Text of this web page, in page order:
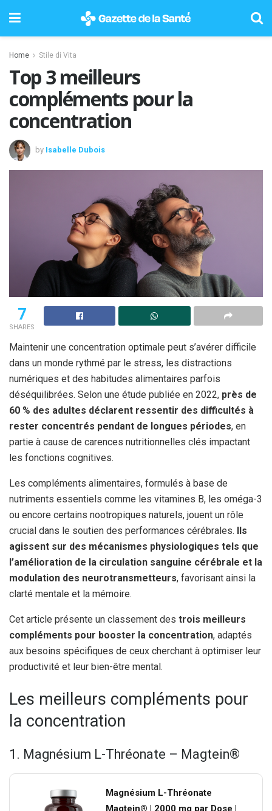
Home Stile di Vita
Top 3 meilleurs
compléments pour la
concentration
by Isabelle Dubois
7
SHARES
Maintenir une concentration optimale peut s’avérer difficile
dans un monde rythmé par le stress, les distractions
numériques et des habitudes alimentaires parfois
déséquilibrées. Selon une étude publiée en 2022, près de
60 % des adultes déclarent ressentir des difficultés à
rester concentrés pendant de longues périodes, en
partie à cause de carences nutritionnelles clés impactant
les fonctions cognitives.
Les compléments alimentaires, formulés à base de
nutriments essentiels comme les vitamines B, les oméga-3
ou encore certains nootropiques naturels, jouent un rôle
crucial dans le soutien des performances cérébrales. Ils
agissent sur des mécanismes physiologiques tels que
l’amélioration de la circulation sanguine cérébrale et la
modulation des neurotransmetteurs, favorisant ainsi la
clarté mentale et la mémoire.
Cet article présente un classement des trois meilleurs
compléments pour booster la concentration, adaptés
aux besoins spécifiques de ceux cherchant à optimiser leur
productivité et leur bien-être mental.
Les meilleurs compléments pour
la concentration
1. Magnésium L-Thréonate – Magtein®
Magnésium L-Thréonate
Magtein® | 2000 mg par Dose |